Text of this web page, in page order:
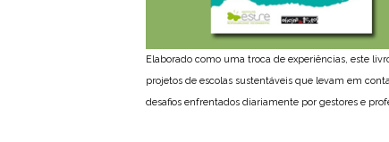
Elaborado como uma troca de experiências, este
projetos de escolas sustentáveis que levam em
desafios enfrentados diariamente por gestores e